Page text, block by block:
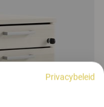
Privacybeleid